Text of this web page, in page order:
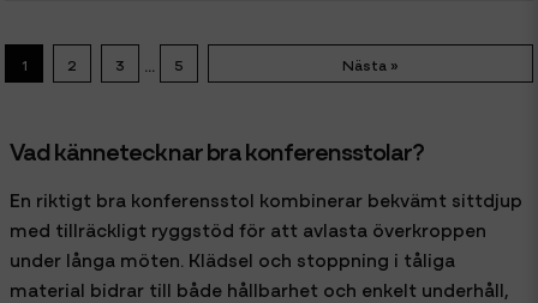
1 2 3 ... 5 Nästa »
Vad kännetecknar bra konferensstolar?
En riktigt bra konferensstol kombinerar bekvämt sittdjup
med tillräckligt ryggstöd för att avlasta överkroppen
under långa möten. Klädsel och stoppning i tåliga
material bidrar till både hållbarhet och enkelt underhåll,